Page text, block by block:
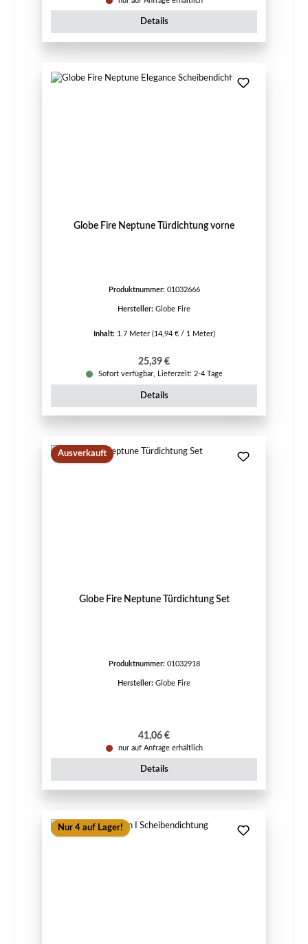
Details
Globe Fire Neptune Türdichtung vorne
Produktnummer: 01032666
Hersteller: Globe Fire
Inhalt: 1.7 Meter (14,94 € / 1 Meter)
Regulärer Preis:
25,39 €
Sofort verfügbar, Lieferzeit: 2-4 Tage
Details
Ausverkauft
Globe Fire Neptune Türdichtung Set
Produktnummer: 01032918
Hersteller: Globe Fire
Regulärer Preis:
41,06 €
nur auf Anfrage erhältlich
Details
Nur 4 auf Lager!